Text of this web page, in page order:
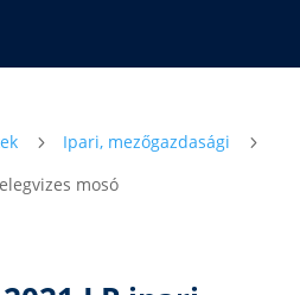
5 Ipari, mezőgazdasági 5
mosó